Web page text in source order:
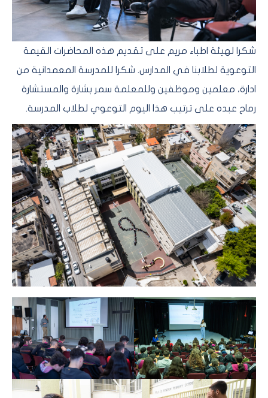
شكرا لهيئة اطباء مريم على تقديم هذه المحاضرات القيمة
التوعوية لطلابنا في المدارس. شكرا للمدرسة المعمدانية من
ادارة، معلمين وموظفين وللمعلمة سمر بشارة والمستشارة
رماح عبده على ترتيب هذا اليوم التوعوي لطلاب المدرسة.